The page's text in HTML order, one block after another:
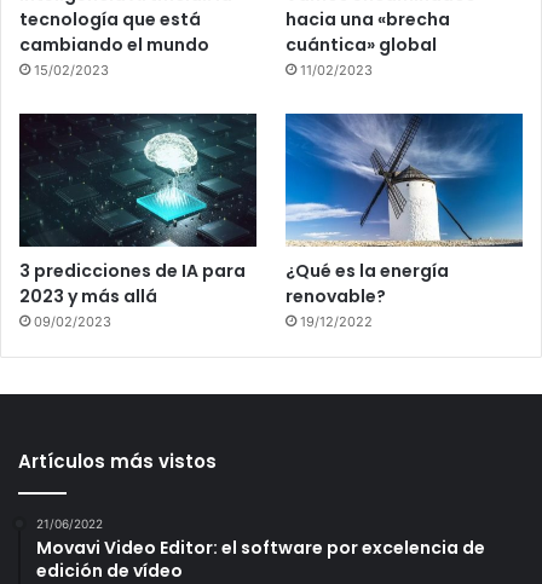
tecnología que está
cambiando el mundo
15/02/2023
hacia una «brecha
cuántica» global
11/02/2023
3 predicciones de IA para
2023 y más allá
09/02/2023
¿Qué es la energía
renovable?
19/12/2022
Artículos más vistos
21/06/2022
Movavi Video Editor: el software por excelencia de
edición de vídeo